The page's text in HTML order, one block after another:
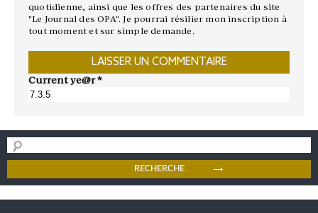
quotidienne, ainsi que les offres des partenaires du site
"Le Journal des OPA". Je pourrai résilier mon inscription à
tout moment et sur simple demande.
Current ye@r*